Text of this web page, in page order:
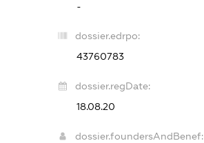
-
dossier.edrpo:
43760783
dossier.regDate:
18.08.20
dossier.foundersAndBenef: